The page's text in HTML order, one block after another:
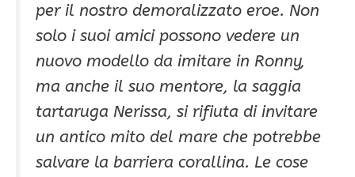
per il nostro demoralizzato eroe. Non
solo i suoi amici possono vedere un
nuovo modello da imitare in Ronny,
ma anche il suo mentore, la saggia
tartaruga Nerissa, si rifiuta di invitare
un antico mito del mare che potrebbe
salvare la barriera corallina. Le cose